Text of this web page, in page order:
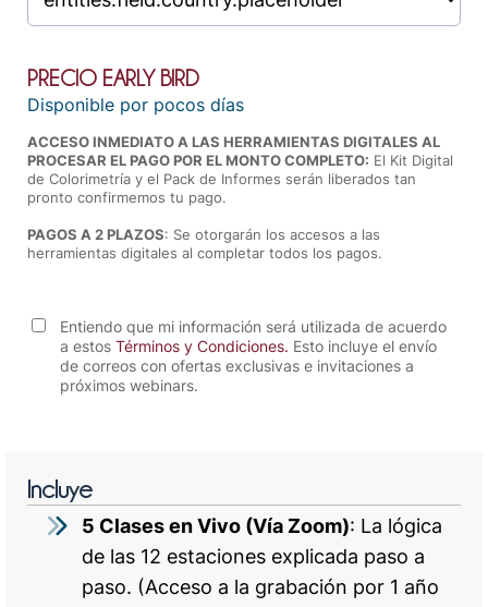
PRECIO EARLY BIRD
Disponible por pocos días
ACCESO INMEDIATO A LAS HERRAMIENTAS DIGITALES AL
PROCESAR EL PAGO POR EL MONTO COMPLETO: El Kit Digital
de Colorimetría y el Pack de Informes serán liberados tan
pronto confirmemos tu pago.
PAGOS A 2 PLAZOS: Se otorgarán los accesos a las
herramientas digitales al completar todos los pagos.
Entiendo que mi información será utilizada de acuerdo
a estos Términos y Condiciones. Esto incluye el envío
de correos con ofertas exclusivas e invitaciones a
próximos webinars.
Incluye
5 Clases en Vivo (Vía Zoom): La lógica
de las 12 estaciones explicada paso a
paso. (Acceso a la grabación por 1 año